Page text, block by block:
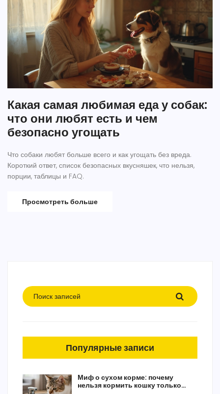
Какая самая любимая еда у собак:
что они любят есть и чем
безопасно угощать
Что собаки любят больше всего и как угощать без вреда.
Короткий ответ, список безопасных вкусняшек, что нельзя,
порции, таблицы и FAQ.
Просмотреть больше
Популярные записи
Миф о сухом корме: почему
нельзя кормить кошку только